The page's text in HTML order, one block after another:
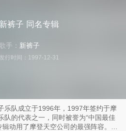
新裤子 同名专辑
歌手： 新裤子
发行时间： 1997-12-31
队成立于1996年，1997年签约于摩
队的代表之一，同时被誉为“中国最佳
动用了摩登天空公司的最强阵容。其